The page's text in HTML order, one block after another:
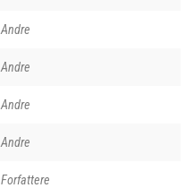
Andre
Andre
Andre
Andre
Forfattere